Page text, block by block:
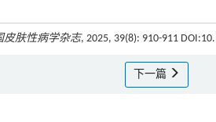
皮肤性病学杂志, 2025, 39(8): 910-911
下一篇